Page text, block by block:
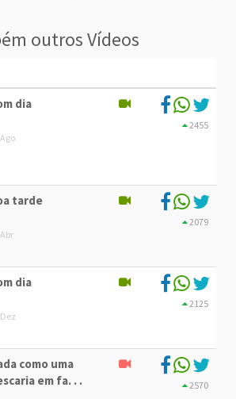
outros Vídeos
dia
2455
tarde
2079
dia
2125
como uma
em fa. . .
2570